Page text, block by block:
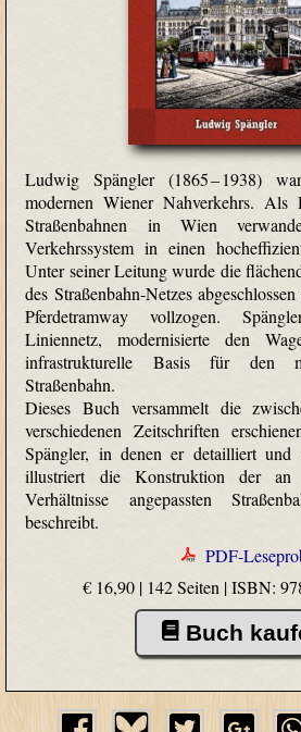
Ludwig Spängler (1865 – 1938)
modernen Wiener Nahverkehrs. Als
Straßenbahnen in Wien
Verkehrssystem in einen
Unter seiner Leitung wurde die
des Straßenbahn-Netzes
Pferdetramway vollzogen.
Liniennetz, modernisierte den
infrastrukturelle Basis für den
Straßenbahn.
Dieses Buch versammelt die
verschiedenen Zeitschriften
Spängler, in denen er detailliert
illustriert die Konstruktion der an
Verhältnisse angepassten
beschreibt.
PDF-
€ 16,90 | 142 Seiten |ISBN:
Buch